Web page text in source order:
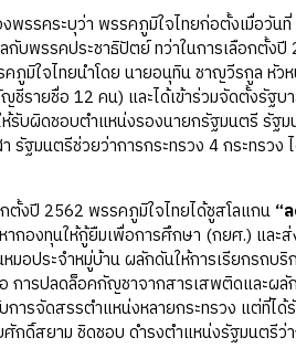
รคระบุว่า พรรคภูมิใจไทยก่อตั้งเมื่อวันที่
บพรรคประชาธิปัตย์ ทว่าในการเลือกตั้ง
ภูมิใจไทยนำโดย นายอนุทิน ชาญวีรกูล หั
ชีรายชื่อ 12 คน) และได้เข้าร่วมจัดตั้งรัฐ
รับผิดชอบตำแหน่งรองนายกรัฐมนตรี รัฐ
รัฐมนตรีช่วยว่าการกระทรวง 4 กระทรว
ปี 2562 พรรคภูมิใจไทยได้ชูสโลแกน “
กองทุนให้กู้ยืมเพื่อการศึกษา (กยศ.) และ
มอประจำหมู่บ้าน ผลักดันให้การเรียกรถ
การปลดล็อคกัญชาจากสารเสพติดและผลั
การจัดสรรตำแหน่งหลายกระทรวง แต่ที่ไ
กดิ์สยาม ชิดชอบ ดำรงตำแหน่งรัฐมนตรีว่